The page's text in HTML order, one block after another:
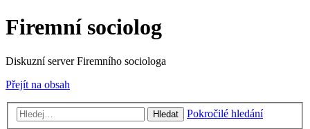
Firemní sociolog
Diskuzní server Firemního sociologa
Přejít na obsah
Hledat Pokročilé hledání